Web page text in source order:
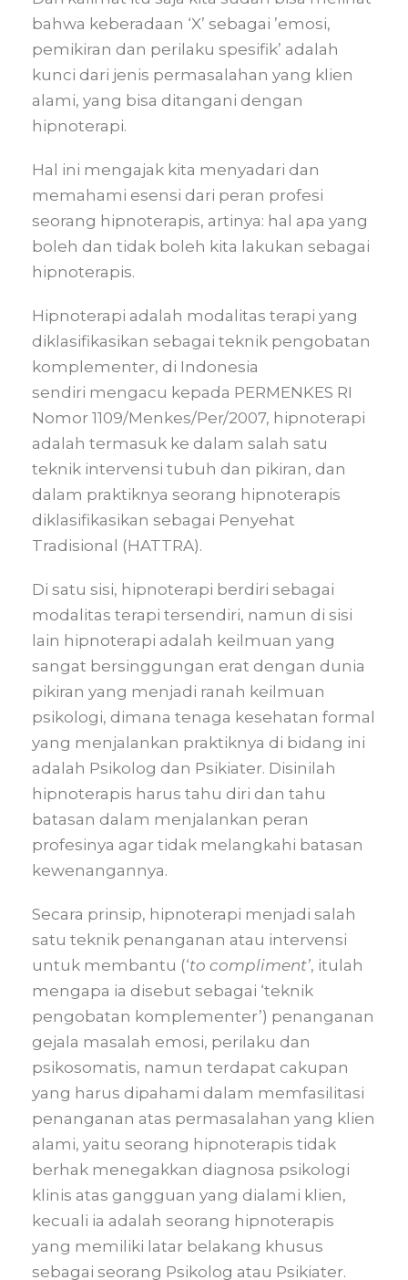
bahwa keberadaan ‘X’ sebagai ’emosi,
pemikiran dan perilaku spesifik’ adalah
kunci dari jenis permasalahan yang klien
alami, yang bisa ditangani dengan
hipnoterapi.
Hal ini mengajak kita menyadari dan
memahami esensi dari peran profesi
seorang hipnoterapis, artinya: hal apa yang
boleh dan tidak boleh kita lakukan sebagai
hipnoterapis.
Hipnoterapi adalah modalitas terapi yang
diklasifikasikan sebagai teknik pengobatan
komplementer, di Indonesia
sendiri mengacu kepada PERMENKES RI
Nomor 1109/Menkes/Per/2007, hipnoterapi
adalah termasuk ke dalam salah satu
teknik intervensi tubuh dan pikiran, dan
dalam praktiknya seorang hipnoterapis
diklasifikasikan sebagai Penyehat
Tradisional (HATTRA).
Di satu sisi, hipnoterapi berdiri sebagai
modalitas terapi tersendiri, namun di sisi
lain hipnoterapi adalah keilmuan yang
sangat bersinggungan erat dengan dunia
pikiran yang menjadi ranah keilmuan
psikologi, dimana tenaga kesehatan formal
yang menjalankan praktiknya di bidang ini
adalah Psikolog dan Psikiater. Disinilah
hipnoterapis harus tahu diri dan tahu
batasan dalam menjalankan peran
profesinya agar tidak melangkahi batasan
kewenangannya.
Secara prinsip, hipnoterapi menjadi salah
satu teknik penanganan atau intervensi
untuk membantu (‘to compliment’, itulah
mengapa ia disebut sebagai ‘teknik
pengobatan komplementer’) penanganan
gejala masalah emosi, perilaku dan
psikosomatis, namun terdapat cakupan
yang harus dipahami dalam memfasilitasi
penanganan atas permasalahan yang klien
alami, yaitu seorang hipnoterapis tidak
berhak menegakkan diagnosa psikologi
klinis atas gangguan yang dialami klien,
kecuali ia adalah seorang hipnoterapis
yang memiliki latar belakang khusus
sebagai seorang Psikolog atau Psikiater.